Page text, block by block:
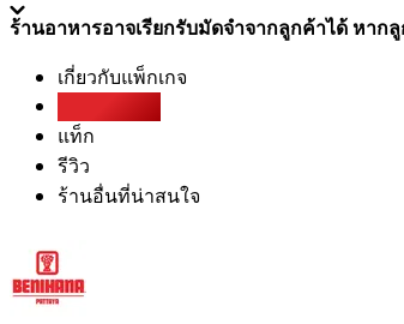
ร้านอาหารอาจเรียกรับมัดจำจากลูกค้าได้ หาก
เกี่ยวกับแพ็กเกจ
แท็ก
รีวิว
ร้านอื่นที่น่าสนใจ